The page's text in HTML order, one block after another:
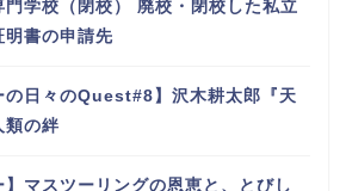
門学校（閉校） 廃校・閉校した私立
明書の申請先
の日々のQuest#8】沢木耕太郎『天
類の絆
】マスツーリングの恩恵と、とびし